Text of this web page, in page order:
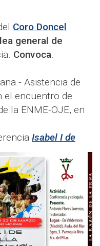
Coro Doncel.
general de
Convoca.-
Asistencia de
el encuentro de
la ENME-OJE, en
Isabel I de